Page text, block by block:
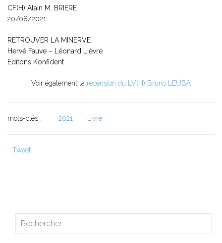
CF(H) Alain M. BRIERE
20/08/2021
RETROUVER LA MINERVE
Hervé Fauve – Léonard Lièvre
Editons Konfident
Voir également la recension du LV(H) Bruno LEUBA
mots-clés : 2021 Livre
Tweet